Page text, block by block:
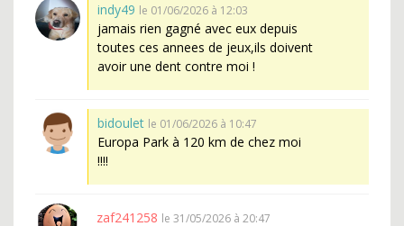
indy49 le 01/06/2026 à 12:03
jamais rien gagné avec eux depuis
toutes ces annees de jeux,ils doivent
avoir une dent contre moi !
bidoulet le 01/06/2026 à 10:47
Europa Park à 120 km de chez moi
!!!!
zaf241258 le 31/05/2026 à 20:47